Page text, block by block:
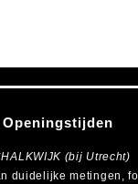
Openingstijden
(bij Utrecht)
duidelijke metingen,